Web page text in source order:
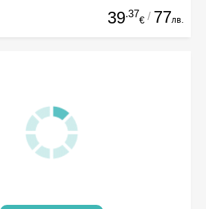
39.37
€ / 77лв.